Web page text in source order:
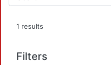
1 results
Filters